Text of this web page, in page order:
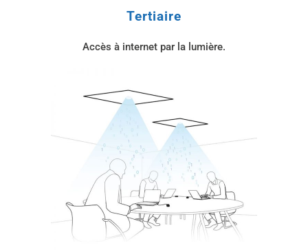
Tertiaire
Accès à internet par la lumière.